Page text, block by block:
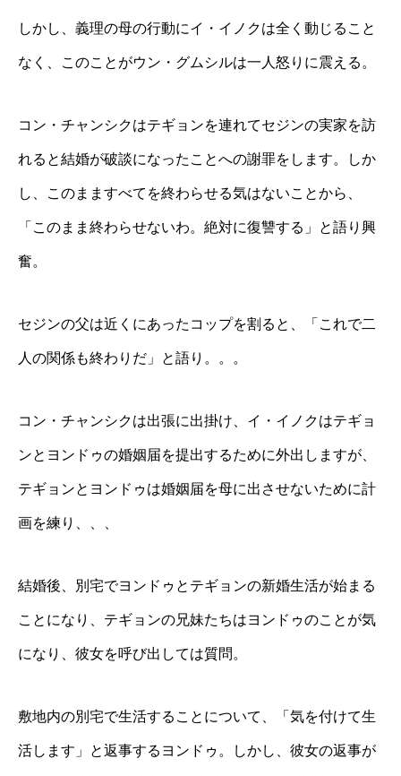
しかし、義理の母の行動にイ・イノクは全く動じること
なく、このことがウン・グムシルは一人怒りに震える。
コン・チャンシクはテギョンを連れてセジンの実家を訪
れると結婚が破談になったことへの謝罪をします。しか
し、このまますべてを終わらせる気はないことから、
「このまま終わらせないわ。絶対に復讐する」と語り興
奮。
セジンの父は近くにあったコップを割ると、「これで二
人の関係も終わりだ」と語り。。。
コン・チャンシクは出張に出掛け、イ・イノクはテギョ
ンとヨンドゥの婚姻届を提出するために外出しますが、
テギョンとヨンドゥは婚姻届を母に出させないために計
画を練り、、、
結婚後、別宅でヨンドゥとテギョンの新婚生活が始まる
ことになり、テギョンの兄妹たちはヨンドゥのことが気
になり、彼女を呼び出しては質問。
敷地内の別宅で生活することについて、「気を付けて生
活します」と返事するヨンドゥ。しかし、彼女の返事が